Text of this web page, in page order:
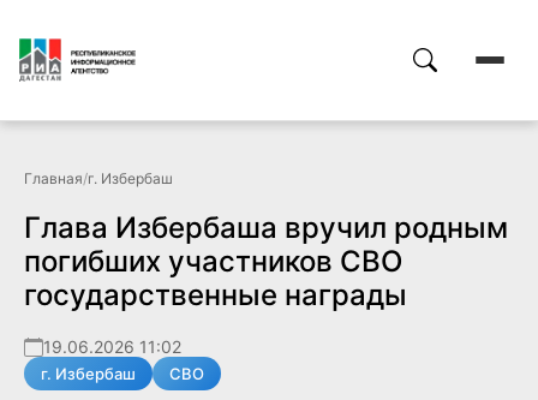
Главная/г. Избербаш
Глава Избербаша вручил родным
погибших участников СВО
государственные награды
19.06.2026 11:02
г. Избербаш СВО